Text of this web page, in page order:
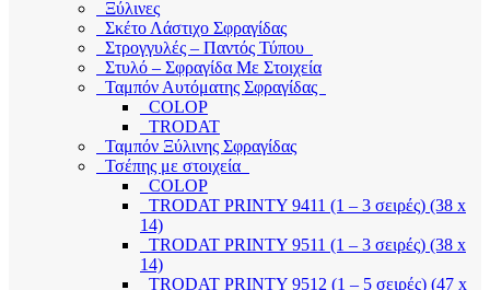
Ξύλινες
Σκέτο Λάστιχο Σφραγίδας
Στρογγυλές – Παντός Τύπου
Στυλό – Σφραγίδα Με Στοιχεία
Ταμπόν Αυτόματης Σφραγίδας
COLOP
TRODAT
Ταμπόν Ξύλινης Σφραγίδας
Τσέπης με στοιχεία
COLOP
TRODAT PRINTY 9411 (1 – 3 σειρές) (38 x
14)
TRODAT PRINTY 9511 (1 – 3 σειρές) (38 x
14)
TRODAT PRINTY 9512 (1 – 5 σειρές) (47 x